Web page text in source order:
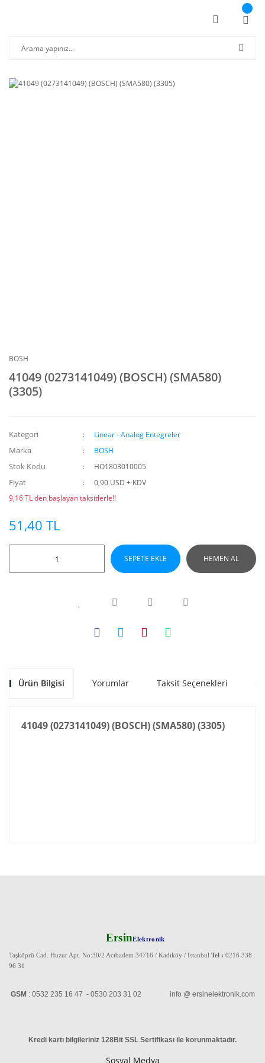
BOSH
41049 (0273141049) (BOSCH) (SMA580)
(3305)
Kategori Linear - Analog Entegreler
Marka BOSH
Stok Kodu HO1803010005
Fiyat
0,90 USD + KDV
9,16 TL den başlayan taksitlerle!!
51,40 TL
SEPETE EKLE HEMEN AL
Ürün Bilgisi Yorumlar Taksit Seçenekleri
41049 (0273141049) (BOSCH) (SMA580) (3305)
ErsinElektronik
Taşköprü Cad. Huzur Apt. No:30/2 Acıbadem 34716 / Kadıköy / Istanbul Tel : 0216 338
96 31
GSM : 0532 235 16 47 - 0530 203 31 02 info @ ersinelektronik.com
Kredi kartı bilgileriniz 128Bit SSL Sertifikası ile korunmaktadır.
Sosyal Medya